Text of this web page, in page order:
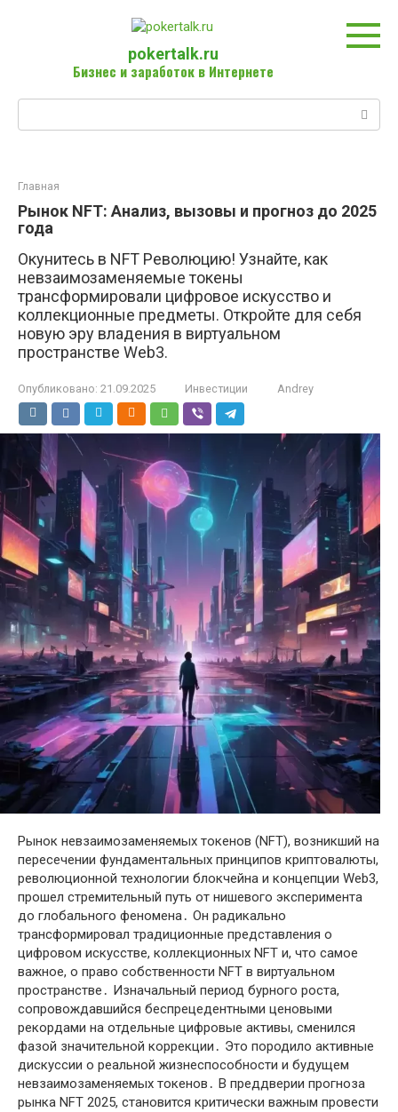
pokertalk.ru
Бизнес и заработок в Интернете
Главная
Рынок NFT: Анализ, вызовы и прогноз до 2025
года
Окунитесь в NFT Революцию! Узнайте, как
невзаимозаменяемые токены
трансформировали цифровое искусство и
коллекционные предметы. Откройте для себя
новую эру владения в виртуальном
пространстве Web3.
Опубликовано: 21.09.2025 Инвестиции Andrey
Рынок невзаимозаменяемых токенов (NFT), возникший на
пересечении фундаментальных принципов криптовалюты,
революционной технологии блокчейна и концепции Web3,
прошел стремительный путь от нишевого эксперимента
до глобального феномена․ Он радикально
трансформировал традиционные представления о
цифровом искусстве, коллекционных NFT и, что самое
важное, о право собственности NFT в виртуальном
пространстве․ Изначальный период бурного роста,
сопровождавшийся беспрецедентными ценовыми
рекордами на отдельные цифровые активы, сменился
фазой значительной коррекции․ Это породило активные
дискуссии о реальной жизнеспособности и будущем
невзаимозаменяемых токенов․ В преддверии прогноза
рынка NFT 2025, становится критически важным провести